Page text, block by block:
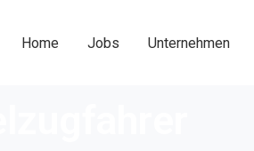
Home Jobs Unternehmen